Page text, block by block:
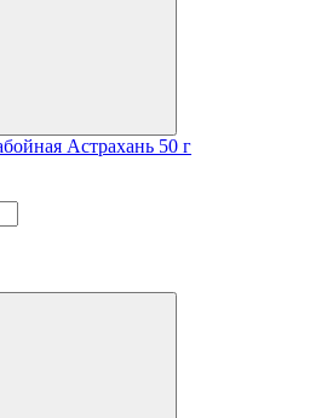
Астрахань 50 г